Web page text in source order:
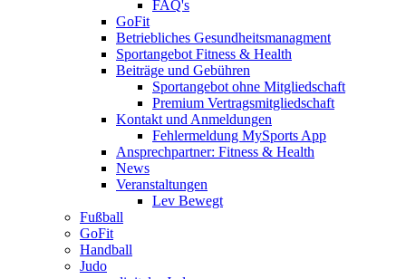
FAQ's
GoFit
Betriebliches Gesundheitsmanagment
Sportangebot Fitness & Health
Beiträge und Gebühren
Sportangebot ohne Mitgliedschaft
Premium Vertragsmitgliedschaft
Kontakt und Anmeldungen
Fehlermeldung MySports App
Ansprechpartner: Fitness & Health
News
Veranstaltungen
Lev Bewegt
Fußball
GoFit
Handball
Judo